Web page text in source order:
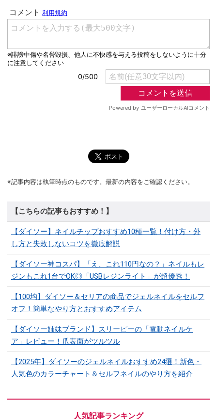
※記事内容は執筆時点のものです。最新の内容をご確認ください。
【こちらの記事もおすすめ！】
【ダイソー】ネイルチップおすすめ10種一覧！付け方・外
し方と失敗しないコツを徹底解説
【ダイソー神コスパ】「え、これ110円なの？」ネイルもレ
ジンもこれ1台でOK◎「USBレジンライト」が超優秀！
【100均】ダイソー＆セリアの商品でジェルネイルをセルフ
オフ！簡単なやり方とおすすめアイテム
【ダイソー姉妹ブランド】スリーピーの「電動ネイルケ
ア」レビュー！爪表面がツルツル
【2025年】ダイソーのジェルネイルおすすめ24選！新色・
人気色のカラーチャート＆セルフネイルのやり方を紹介